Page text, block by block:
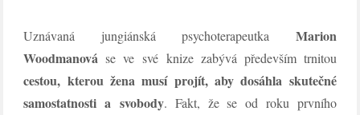
Uznávaná jungiánská psychoterapeutka Marion
Woodmanová se ve své knize zabývá především trnitou
cestou, kterou žena musí projít, aby dosáhla skutečné
samostatnosti a svobody. Fakt, že se od roku prvního